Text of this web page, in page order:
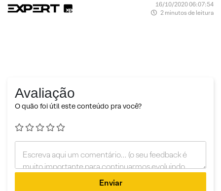
16/10/2020 06:07:54
2 minutos de leitura
Avaliação
O quão foi útil este conteúdo pra você?
Enviar